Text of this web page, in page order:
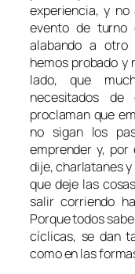
experiencia, y
evento de
alabando a otro
hemos probado y
lado, que
necesitados
proclaman que
no sigan los
emprender y,
dije, charlatanes
que deje las
salir corriendo
Porque todos
cíclicas, se dan
como en las